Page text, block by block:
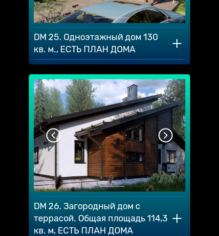
DM 25. Одноэтажный дом 130
кв. м., ЕСТЬ ПЛАН ДОМА
DM 26. Загородный дом с
террасой. Общая площадь 114,3
кв. м, ЕСТЬ ПЛАН ДОМА